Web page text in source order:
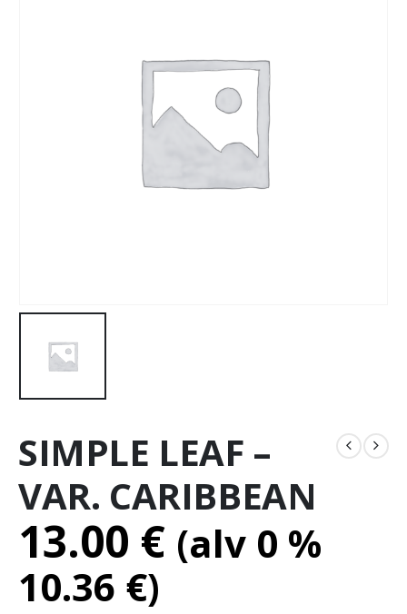
SIMPLE LEAF –
VAR. CARIBBEAN
13.00 € (alv 0 %
10.36 €)